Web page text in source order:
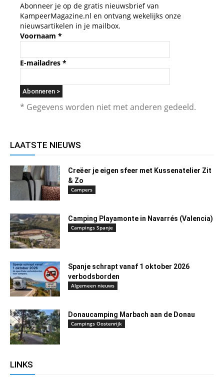
Abonneer je op de gratis nieuwsbrief van
KampeerMagazine.nl en ontvang wekelijks onze
nieuwsartikelen in je mailbox.
Voornaam *
E-mailadres *
* Gegevens worden niet met anderen gedeeld.
LAATSTE NIEUWS
Creëer je eigen sfeer met Kussenatelier Zit
& Zo
Campers
Camping Playamonte in Navarrés (Valencia)
Campings Spanje
Spanje schrapt vanaf 1 oktober 2026
verbodsborden
Algemeen nieuws
Donaucamping Marbach aan de Donau
Campings Oostenrijk
LINKS